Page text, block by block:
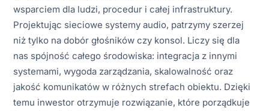
wsparciem dla ludzi, procedur i całej infrastruktury.
Projektując sieciowe systemy audio, patrzymy szerzej
niż tylko na dobór głośników czy konsol. Liczy się dla
nas spójność całego środowiska: integracja z innymi
systemami, wygoda zarządzania, skalowalność oraz
jakość komunikatów w różnych strefach obiektu. Dzięki
temu inwestor otrzymuje rozwiązanie, które porządkuje